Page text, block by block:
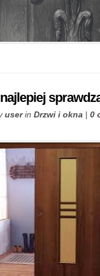
userin Drzwi i okna | 0